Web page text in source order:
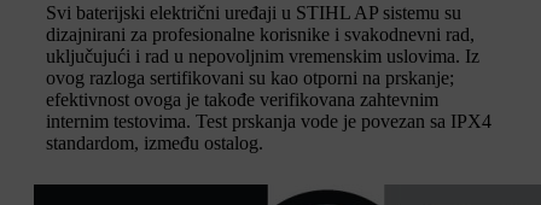
Svi baterijski električni uređaji u STIHL AP sistemu su
dizajnirani za profesionalne korisnike i svakodnevni rad,
uključujući i rad u nepovoljnim vremenskim uslovima. Iz
ovog razloga sertifikovani su kao otporni na prskanje;
efektivnost ovoga je takođe verifikovana zahtevnim
internim testovima. Test prskanja vode je povezan sa IPX4
standardom, između ostalog.